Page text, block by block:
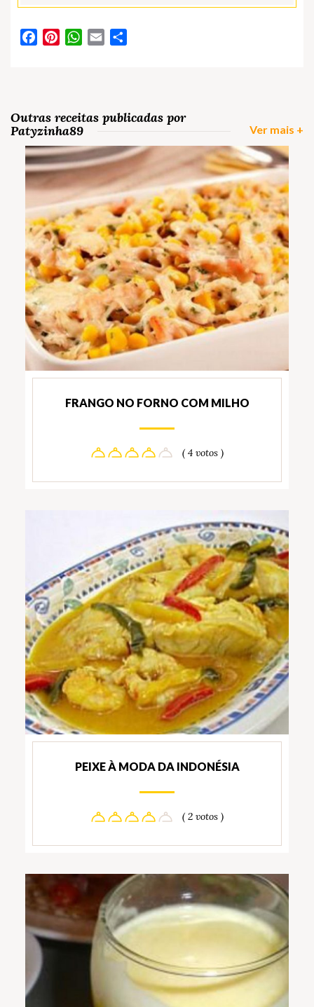
FacebookPinterestWhatsApp
Email
Outras receitas publicadas por
Patyzinha89
Ver mais +
FRANGO NO FORNO COM MILHO
( 4 votos )
PEIXE À MODA DA INDONÉSIA
( 2 votos )